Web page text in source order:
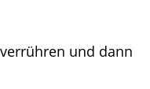
und dann